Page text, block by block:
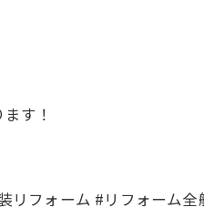
す！
フォーム #リフォーム